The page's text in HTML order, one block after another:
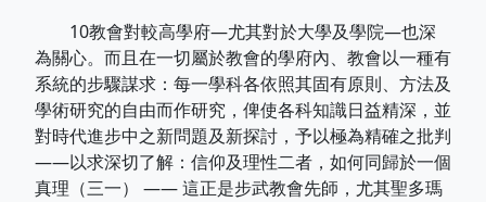
10教會對較高學府—尤其對於大學及學院—也深
為關心。而且在一切屬於教會的學府內、教會以一種有
系統的步驟謀求：每一學科各依照其固有原則、方法及
學術研究的自由而作研究，俾使各科知識日益精深，並
對時代進步中之新問題及新探討，予以極為精確之批判
——以求深切了解：信仰及理性二者，如何同歸於一個
真理（三一） —— 這正是步武教會先師，尤其聖多瑪